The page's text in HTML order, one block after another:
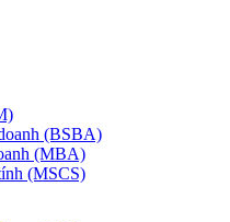
(BSBA)
(MBA)
(MSCS)